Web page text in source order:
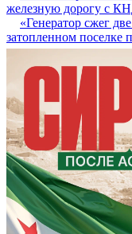
железную дорогу с
«Генератор сжег
затопленном